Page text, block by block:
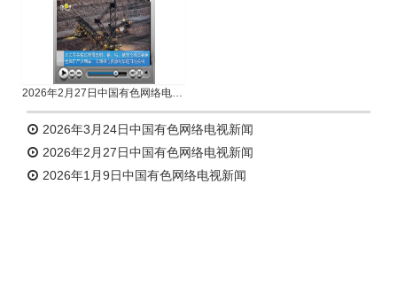
2026年2月27日中国有色网络电视新闻
2026年3月24日中国有色网络电视新闻
2026年2月27日中国有色网络电视新闻
2026年1月9日中国有色网络电视新闻